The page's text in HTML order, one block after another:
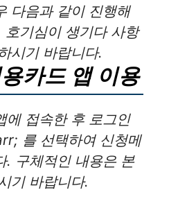
다음과 같이 진행해
호기심이 생기다 사항
시기 바랍니다.
카드 앱 이용
에 접속한 후 로그인
를 선택하여 신청메
. 구체적인 내용은 본
기 바랍니다.